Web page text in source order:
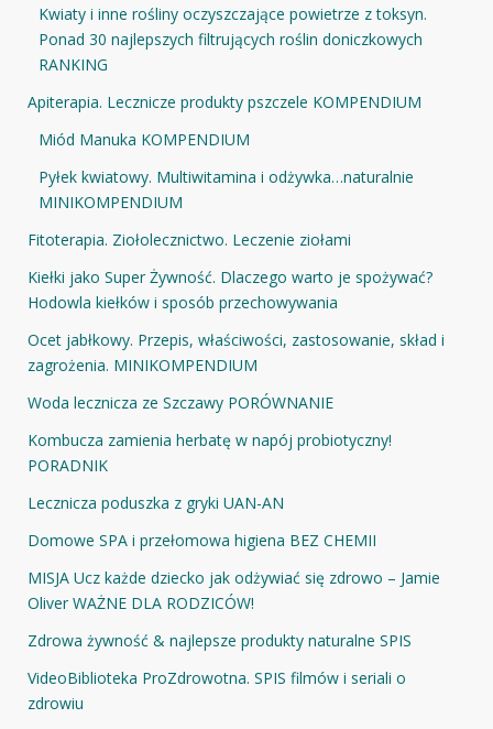
Kwiaty i inne rośliny oczyszczające powietrze z toksyn.
Ponad 30 najlepszych filtrujących roślin doniczkowych
RANKING
Apiterapia. Lecznicze produkty pszczele KOMPENDIUM
Miód Manuka KOMPENDIUM
Pyłek kwiatowy. Multiwitamina i odżywka…naturalnie
MINIKOMPENDIUM
Fitoterapia. Ziołolecznictwo. Leczenie ziołami
Kiełki jako Super Żywność. Dlaczego warto je spożywać?
Hodowla kiełków i sposób przechowywania
Ocet jabłkowy. Przepis, właściwości, zastosowanie, skład i
zagrożenia. MINIKOMPENDIUM
Woda lecznicza ze Szczawy PORÓWNANIE
Kombucza zamienia herbatę w napój probiotyczny!
PORADNIK
Lecznicza poduszka z gryki UAN-AN
Domowe SPA i przełomowa higiena BEZ CHEMII
MISJA Ucz każde dziecko jak odżywiać się zdrowo – Jamie
Oliver WAŻNE DLA RODZICÓW!
Zdrowa żywność & najlepsze produkty naturalne SPIS
VideoBiblioteka ProZdrowotna. SPIS filmów i seriali o
zdrowiu